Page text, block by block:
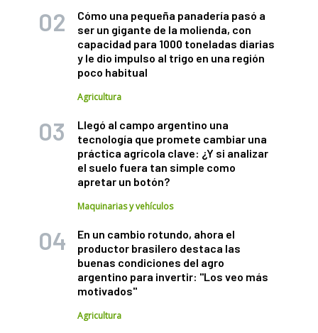
Cómo una pequeña panadería pasó a
ser un gigante de la molienda, con
capacidad para 1000 toneladas diarias
y le dio impulso al trigo en una región
poco habitual
Agricultura
Llegó al campo argentino una
tecnología que promete cambiar una
práctica agrícola clave: ¿Y si analizar
el suelo fuera tan simple como
apretar un botón?
Maquinarias y vehículos
En un cambio rotundo, ahora el
productor brasilero destaca las
buenas condiciones del agro
argentino para invertir: "Los veo más
motivados"
Agricultura